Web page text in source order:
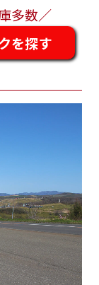
多数／
を探す